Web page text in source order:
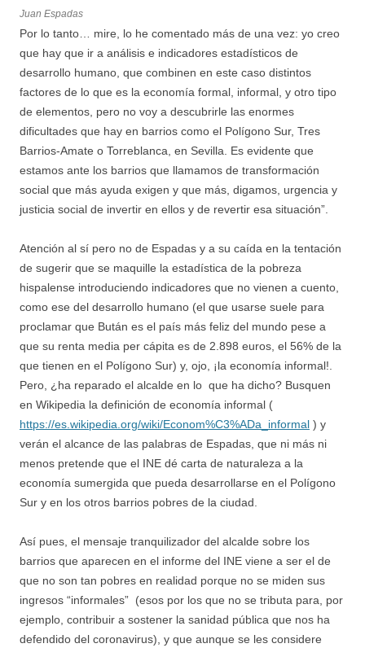
Juan Espadas
Por lo tanto… mire, lo he comentado más de una vez: yo creo
que hay que ir a análisis e indicadores estadísticos de
desarrollo humano, que combinen en este caso distintos
factores de lo que es la economía formal, informal, y otro tipo
de elementos, pero no voy a descubrirle las enormes
dificultades que hay en barrios como el Polígono Sur, Tres
Barrios-Amate o Torreblanca, en Sevilla. Es evidente que
estamos ante los barrios que llamamos de transformación
social que más ayuda exigen y que más, digamos, urgencia y
justicia social de invertir en ellos y de revertir esa situación”.
Atención al sí pero no de Espadas y a su caída en la tentación
de sugerir que se maquille la estadística de la pobreza
hispalense introduciendo indicadores que no vienen a cuento,
como ese del desarrollo humano (el que usarse suele para
proclamar que Bután es el país más feliz del mundo pese a
que su renta media per cápita es de 2.898 euros, el 56% de la
que tienen en el Polígono Sur) y, ojo, ¡la economía informal!.
Pero, ¿ha reparado el alcalde en lo que ha dicho? Busquen
en Wikipedia la definición de economía informal (
https://es.wikipedia.org/wiki/Econom%C3%ADa_informal ) y
verán el alcance de las palabras de Espadas, que ni más ni
menos pretende que el INE dé carta de naturaleza a la
economía sumergida que pueda desarrollarse en el Polígono
Sur y en los otros barrios pobres de la ciudad.
Así pues, el mensaje tranquilizador del alcalde sobre los
barrios que aparecen en el informe del INE viene a ser el de
que no son tan pobres en realidad porque no se miden sus
ingresos “informales” (esos por los que no se tributa para, por
ejemplo, contribuir a sostener la sanidad pública que nos ha
defendido del coronavirus), y que aunque se les considere